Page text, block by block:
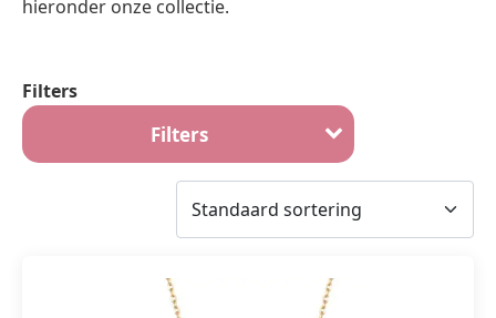
hieronder onze collectie.
Filters
Filters